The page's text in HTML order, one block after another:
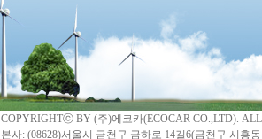
COPYRIGHTⓒ BY (주)에코카(ECOCAR CO.,LTD). ALL
본사: (08628)서울시 금천구 금하로 14길6(금천구 시흥